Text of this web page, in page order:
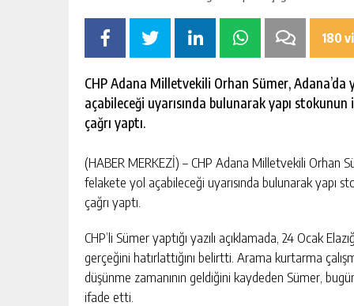
180
CHP Adana Milletvekili Orhan Sümer,
açabileceği uyarısında bulunarak yapı
çağrı yaptı.
(HABER MERKEZİ) – CHP Adana Milletvekili Orhan
felakete yol açabileceği uyarısında bulunarak yapı
çağrı yaptı.
CHP’li Sümer yaptığı yazılı açıklamada, 24 Ocak
gerçeğini hatırlattığını belirtti. Arama kurtarma
düşünme zamanının geldiğini kaydeden Sümer,
ifade etti.